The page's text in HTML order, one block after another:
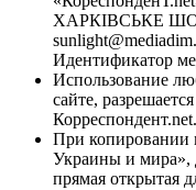
ХАРКІВСЬКЕ
Идентификатор
Использование
сайте,
Корреспондент.net.
При копировании
Украины и мира»,
прямая открытая